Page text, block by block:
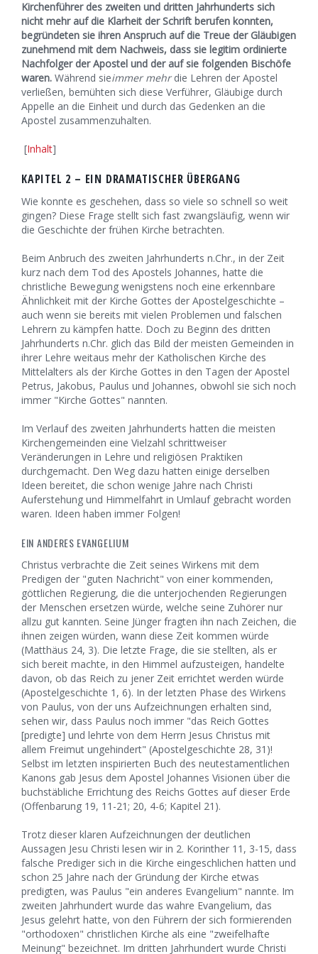
Kirchenführer des zweiten und dritten Jahrhunderts sich
nicht mehr auf die Klarheit der Schrift berufen konnten,
begründeten sie ihren Anspruch auf die Treue der Gläubigen
zunehmend mit dem Nachweis, dass sie legitim ordinierte
Nachfolger der Apostel und der auf sie folgenden Bischöfe
waren. Während sieimmer mehrdie Lehren der Apostel
verließen, bemühten sich diese Verführer, Gläubige durch
Appelle an die Einheit und durch das Gedenken an die
Apostel zusammenzuhalten.
[Inhalt]
KAPITEL 2 – EIN DRAMATISCHER ÜBERGANG
Wie konnte es geschehen, dass so viele so schnell so weit
gingen? Diese Frage stellt sich fast zwangsläufig, wenn wir
die Geschichte der frühen Kirche betrachten.
Beim Anbruch des zweiten Jahrhunderts n.Chr., in der Zeit
kurz nach dem Tod des Apostels Johannes, hatte die
christliche Bewegung wenigstens noch eine erkennbare
Ähnlichkeit mit der Kirche Gottes der Apostelgeschichte –
auch wenn sie bereits mit vielen Problemen und falschen
Lehrern zu kämpfen hatte. Doch zu Beginn des dritten
Jahrhunderts n.Chr. glich das Bild der meisten Gemeinden in
ihrer Lehre weitaus mehr der Katholischen Kirche des
Mittelalters als der Kirche Gottes in den Tagen der Apostel
Petrus, Jakobus, Paulus und Johannes, obwohl sie sich noch
immer "Kirche Gottes" nannten.
Im Verlauf des zweiten Jahrhunderts hatten die meisten
Kirchengemeinden eine Vielzahl schrittweiser
Veränderungen in Lehre und religiösen Praktiken
durchgemacht. Den Weg dazu hatten einige derselben
Ideen bereitet, die schon wenige Jahre nach Christi
Auferstehung und Himmelfahrt in Umlauf gebracht worden
waren. Ideen haben immer Folgen!
EIN ANDERES EVANGELIUM
Christus verbrachte die Zeit seines Wirkens mit dem
Predigen der "guten Nachricht" von einer kommenden,
göttlichen Regierung, die die unterjochenden Regierungen
der Menschen ersetzen würde, welche seine Zuhörer nur
allzu gut kannten. Seine Jünger fragten ihn nach Zeichen, die
ihnen zeigen würden, wann diese Zeit kommen würde
(Matthäus 24, 3). Die letzte Frage, die sie stellten, als er
sich bereit machte, in den Himmel aufzusteigen, handelte
davon, ob das Reich zu jener Zeit errichtet werden würde
(Apostelgeschichte 1, 6). In der letzten Phase des Wirkens
von Paulus, von der uns Aufzeichnungen erhalten sind,
sehen wir, dass Paulus noch immer "das Reich Gottes
[predigte] und lehrte von dem Herrn Jesus Christus mit
allem Freimut ungehindert" (Apostelgeschichte 28, 31)!
Selbst im letzten inspirierten Buch des neutestamentlichen
Kanons gab Jesus dem Apostel Johannes Visionen über die
buchstäbliche Errichtung des Reichs Gottes auf dieser Erde
(Offenbarung 19, 11-21; 20, 4-6; Kapitel 21).
Trotz dieser klaren Aufzeichnungen der deutlichen
Aussagen Jesu Christi lesen wir in 2. Korinther 11, 3-15, dass
falsche Prediger sich in die Kirche eingeschlichen hatten und
schon 25 Jahre nach der Gründung der Kirche etwas
predigten, was Paulus "ein anderes Evangelium" nannte. Im
zweiten Jahrhundert wurde das wahre Evangelium, das
Jesus gelehrt hatte, von den Führern der sich formierenden
"orthodoxen" christlichen Kirche als eine "zweifelhafte
Meinung" bezeichnet. Im dritten Jahrhundert wurde Christi